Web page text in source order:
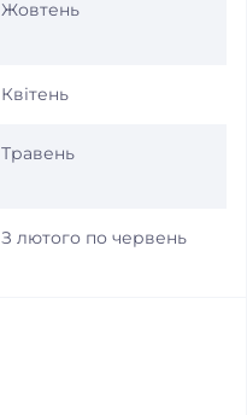
Жовтень
Квітень
Травень
З лютого по червень